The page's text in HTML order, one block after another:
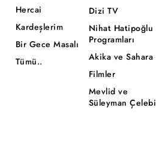
Hercai
Kardeşlerim
Bir Gece Masalı
Tümü..
Dizi TV
Nihat Hatipoğlu
Programları
Akika ve Sahara
Filmler
Mevlid ve
Süleyman Çelebi